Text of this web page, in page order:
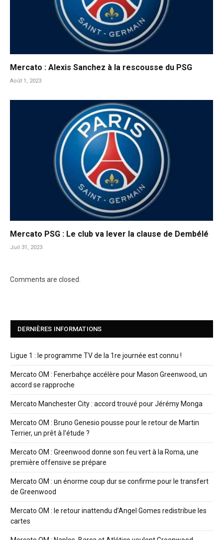
Mercato : Alexis Sanchez à la rescousse du PSG
Août 1, 2023
Mercato PSG : Le club va lever la clause de Dembélé
Juil 31, 2023
Comments are closed.
DERNIÈRES INFORMATIONS
Ligue 1 : le programme TV de la 1re journée est connu !
Mercato OM : Fenerbahçe accélère pour Mason Greenwood, un
accord se rapproche
Mercato Manchester City : accord trouvé pour Jérémy Monga
Mercato OM : Bruno Genesio pousse pour le retour de Martin
Terrier, un prêt à l’étude ?
Mercato OM : Greenwood donne son feu vert à la Roma, une
première offensive se prépare
Mercato OM : un énorme coup dur se confirme pour le transfert
de Greenwood
Mercato OM : le retour inattendu d’Angel Gomes redistribue les
cartes